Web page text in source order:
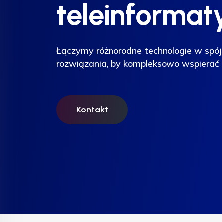
Łączymy różnorodne technologie w
rozwiązania, by kompleksowo
Kontakt
Łączymy różnorodne technologie w
rozwiązania, by kompleksowo
Kontakt
Łączymy różnorodne technologie w
rozwiązania, by kompleksowo
Kontakt